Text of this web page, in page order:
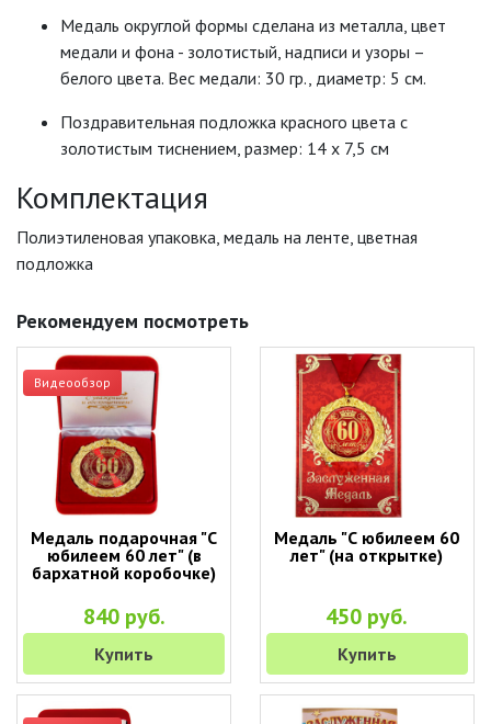
Медаль округлой формы сделана из металла, цвет
медали и фона - золотистый, надписи и узоры –
белого цвета. Вес медали: 30 гр., диаметр: 5 см.
Поздравительная подложка красного цвета с
золотистым тиснением, размер: 14 х 7,5 см
Комплектация
Полиэтиленовая упаковка, медаль на ленте, цветная
подложка
Рекомендуем посмотреть
Видеообзор
Медаль подарочная "С
юбилеем 60 лет" (в
бархатной коробочке)
840 руб.
Купить
Медаль "С юбилеем 60
лет" (на открытке)
450 руб.
Купить